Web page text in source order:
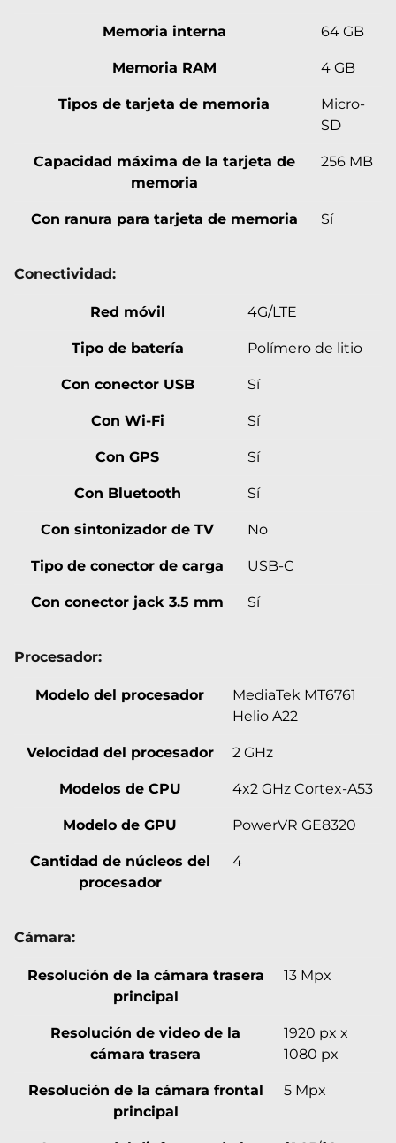
Memoria interna 64 GB
Memoria RAM 4 GB
Tipos de tarjeta de memoria
Micro-
SD
Capacidad máxima de la tarjeta de
memoria
256 MB
Con ranura para tarjeta de memoria Sí
Conectividad:
Red móvil 4G/LTE
Tipo de batería Polímero de litio
Con conector USB Sí
Con Wi-Fi Sí
Con GPS Sí
Con Bluetooth Sí
Con sintonizador de TV No
Tipo de conector de carga USB-C
Con conector jack 3.5 mm Sí
Procesador:
Modelo del procesador
MediaTek MT6761
Helio A22
Velocidad del procesador 2 GHz
Modelos de CPU 4x2 GHz Cortex-A53
Modelo de GPU PowerVR GE8320
Cantidad de núcleos del
procesador
4
Cámara:
Resolución de la cámara trasera
principal
13 Mpx
Resolución de video de la
cámara trasera
1920 px x
1080 px
Resolución de la cámara frontal
principal
5 Mpx